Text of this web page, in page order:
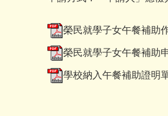
榮民就學子女午餐補助
榮民就學子女午餐補助
學校納入午餐補助證明